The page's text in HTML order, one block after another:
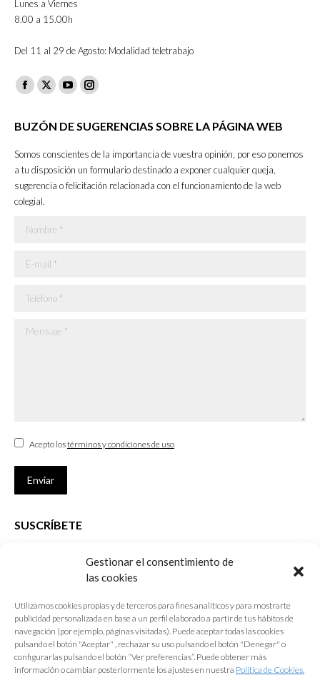
Gestionar el consentimiento de
las cookies
Utilizamos cookies propias y de terceros para fines analíticos y para mostrarte
publicidad personalizada en base a un perfil elaborado a partir de tus hábitos de
navegación (por ejemplo, páginas visitadas). Puede aceptar todas las cookies
pulsando el botón "Aceptar" , rechazar su uso pulsando el botón "Denegar" o
configurarlas pulsando el botón “Ver preferencias”. Puede obtener más
información o cambiar posteriormente los ajustes en nuestra Política de Cookies.
Lunes a Viernes
8.00 a 15.00h
Del 11 al 29 de Agosto: Modalidad teletrabajo
Facebook
opens
new
window
X
opens
new
window
YouTube
opens
new
window
Instagram
opens
in
new
window
BUZÓN DE SUGERENCIAS SOBRE LA PÁGINA WEB
Somos conscientes de la importancia de vuestra opinión, por eso ponemos
a tu disposición un formulario destinado a exponer cualquier queja,
sugerencia o felicitación relacionada con el funcionamiento de la web
colegial.
Nombre *
E-mail *
Teléfono *
Mensaje *
Acepto lostérminos y condiciones de uso
Enviar
SUSCRÍBETE
que desarrolla el Colegio de Arquitectos de Cádiz
E-mail *
Acepto lostérminos y condiciones de uso